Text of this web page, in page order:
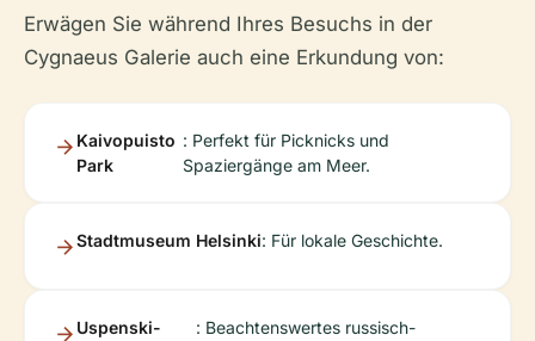
Erwägen Sie während Ihres Besuchs in der
Cygnaeus Galerie auch eine Erkundung von:
Kaivopuisto
Park
: Perfekt für Picknicks und
Spaziergänge am Meer.
Stadtmuseum Helsinki: Für lokale Geschichte.
Uspenski-
: Beachtenswertes russisch-